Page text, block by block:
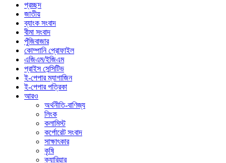
প্রচ্ছদ
জাতীয়
ব্যাংক সংবাদ
বীমা সংবাদ
পুঁজিবাজার
কোম্পানি প্রোফাইল
এজিএম/ইজিএম
প্রাইস সেন্সিটিভ
ই-পেপার ম্যাগাজিন
ই-পেপার পত্রিকা
আরও
অর্থনীতি-বাণিজ্য
লিংক
কলামিস্ট
কর্পোরেট সংবাদ
সাক্ষাৎকার
কৃষি
ক্যারিয়ার